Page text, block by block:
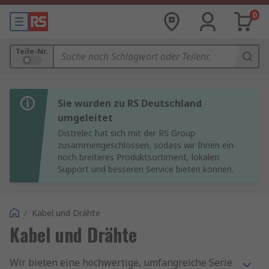
0
Teile-Nr.
Sie wurden zu RS Deutschland
umgeleitet
Distrelec hat sich mit der RS Group
zusammengeschlossen, sodass wir Ihnen ein
noch breiteres Produktsortiment, lokalen
Support und besseren Service bieten können.
/ Kabel und Drähte
Kabel und Drähte
Wir bieten eine hochwertige, umfangreiche Serie